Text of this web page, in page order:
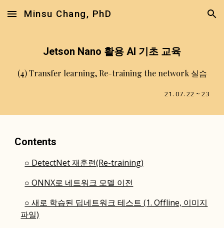
Skip to main content Skip to navigation
Minsu Chang, PhD
Jetson Nano 활용 AI 기초 교육
(4) Transfer learning, Re-training the network 실습
21. 07. 22 ~ 23
Contents
○ DetectNet 재훈련(Re-training)
○ ONNX로 네트워크 모델 이전
○ 새로 학습된 딥네트워크 테스트 (1. Offline, 이미지
파일)